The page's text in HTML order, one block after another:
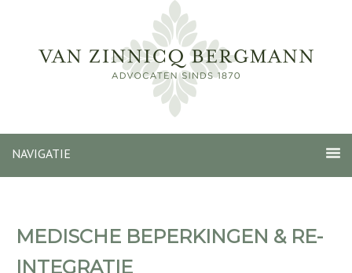
NAVIGATIE
MEDISCHE BEPERKINGEN & RE-
INTEGRATIE